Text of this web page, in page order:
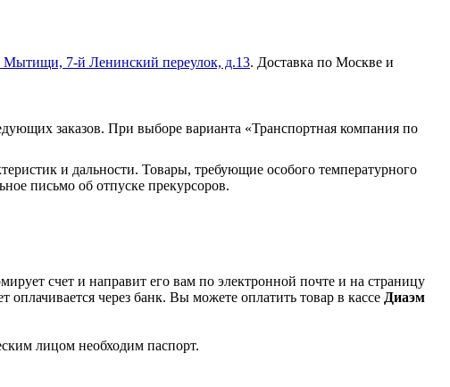
Мытищи, 7-й Ленинский переулок, д.13. Доставка по Москве и
заказов. При выборе варианта «Транспортная компания по
и дальности. Товары, требующие особого температурного
письмо об отпуске прекурсоров.
счет и направит его вам по электронной почте и на страницу
через банк. Вы можете оплатить товар в кассе Диаэм
лицом необходим паспорт.